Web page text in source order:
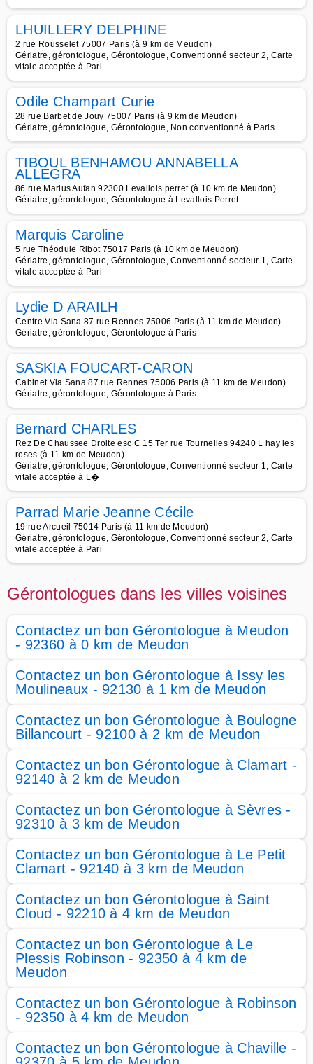
LHUILLERY DELPHINE
2 rue Rousselet 75007 Paris (à 9 km de Meudon)
Gériatre, gérontologue, Gérontologue, Conventionné secteur 2, Carte
vitale acceptée à Pari
Odile Champart Curie
28 rue Barbet de Jouy 75007 Paris (à 9 km de Meudon)
Gériatre, gérontologue, Gérontologue, Non conventionné à Paris
TIBOUL BENHAMOU ANNABELLA
ALLEGRA
86 rue Marius Aufan 92300 Levallois perret (à 10 km de Meudon)
Gériatre, gérontologue, Gérontologue à Levallois Perret
Marquis Caroline
5 rue Théodule Ribot 75017 Paris (à 10 km de Meudon)
Gériatre, gérontologue, Gérontologue, Conventionné secteur 1, Carte
vitale acceptée à Pari
Lydie D ARAILH
Centre Via Sana 87 rue Rennes 75006 Paris (à 11 km de Meudon)
Gériatre, gérontologue, Gérontologue à Paris
SASKIA FOUCART-CARON
Cabinet Via Sana 87 rue Rennes 75006 Paris (à 11 km de Meudon)
Gériatre, gérontologue, Gérontologue à Paris
Bernard CHARLES
Rez De Chaussee Droite esc C 15 Ter rue Tournelles 94240 L hay les
roses (à 11 km de Meudon)
Gériatre, gérontologue, Gérontologue, Conventionné secteur 1, Carte
vitale acceptée à L�
Parrad Marie Jeanne Cécile
19 rue Arcueil 75014 Paris (à 11 km de Meudon)
Gériatre, gérontologue, Gérontologue, Conventionné secteur 2, Carte
vitale acceptée à Pari
Gérontologues dans les villes voisines
Contactez un bon Gérontologue à Meudon
- 92360 à 0 km de Meudon
Contactez un bon Gérontologue à Issy les
Moulineaux - 92130 à 1 km de Meudon
Contactez un bon Gérontologue à Boulogne
Billancourt - 92100 à 2 km de Meudon
Contactez un bon Gérontologue à Clamart -
92140 à 2 km de Meudon
Contactez un bon Gérontologue à Sèvres -
92310 à 3 km de Meudon
Contactez un bon Gérontologue à Le Petit
Clamart - 92140 à 3 km de Meudon
Contactez un bon Gérontologue à Saint
Cloud - 92210 à 4 km de Meudon
Contactez un bon Gérontologue à Le
Plessis Robinson - 92350 à 4 km de
Meudon
Contactez un bon Gérontologue à Robinson
- 92350 à 4 km de Meudon
Contactez un bon Gérontologue à Chaville -